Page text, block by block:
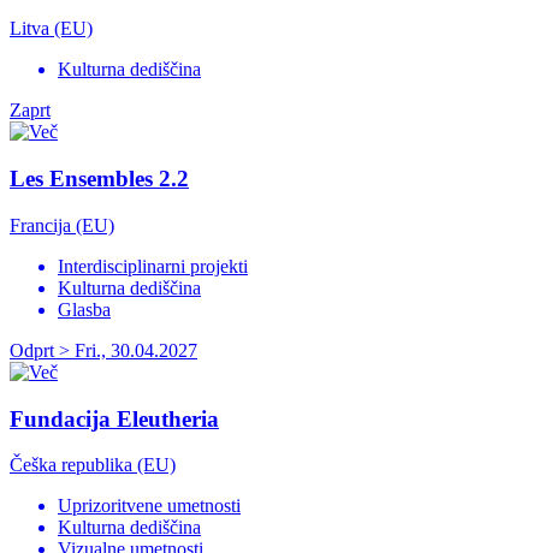
Litva (EU)
Kulturna dediščina
Zaprt
Les Ensembles 2.2
Francija (EU)
Interdisciplinarni projekti
Kulturna dediščina
Glasba
Odprt > Fri., 30.04.2027
Fundacija Eleutheria
Češka republika (EU)
Uprizoritvene umetnosti
Kulturna dediščina